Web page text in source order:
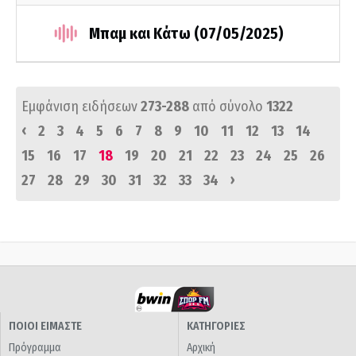
Μπαμ και Κάτω (07/05/2025)
Εμφάνιση ειδήσεων273-288 από σύνολο 1322
‹
2 3 4 5 6 7 8 9 10 11 12 13
14
15
16 17 18 19 20 21 22 23 24 25
26
27
28 29 30 31 32 33 34 ›
ΠΟΙΟΙ ΕΙΜΑΣΤΕ
Πρόγραμμα
ΚΑΤΗΓΟΡΙΕΣ
Αρχική